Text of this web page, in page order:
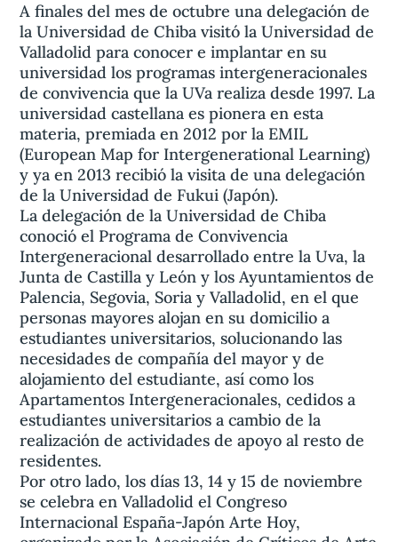
A finales del mes de octubre una delegación de
la Universidad de Chiba visitó la Universidad de
Valladolid para conocer e implantar en su
universidad los programas intergeneracionales
de convivencia que la UVa realiza desde 1997. La
universidad castellana es pionera en esta
materia, premiada en 2012 por la EMIL
(European Map for Intergenerational Learning)
y ya en 2013 recibió la visita de una delegación
de la Universidad de Fukui (Japón).
La delegación de la Universidad de Chiba
conoció el Programa de Convivencia
Intergeneracional desarrollado entre la Uva, la
Junta de Castilla y León y los Ayuntamientos de
Palencia, Segovia, Soria y Valladolid, en el que
personas mayores alojan en su domicilio a
estudiantes universitarios, solucionando las
necesidades de compañía del mayor y de
alojamiento del estudiante, así como los
Apartamentos Intergeneracionales, cedidos a
estudiantes universitarios a cambio de la
realización de actividades de apoyo al resto de
residentes.
Por otro lado, los días 13, 14 y 15 de noviembre
se celebra en Valladolid el Congreso
Internacional España-Japón Arte Hoy,